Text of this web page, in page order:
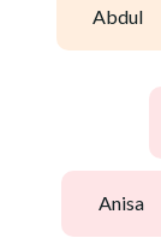
abdul
anisa